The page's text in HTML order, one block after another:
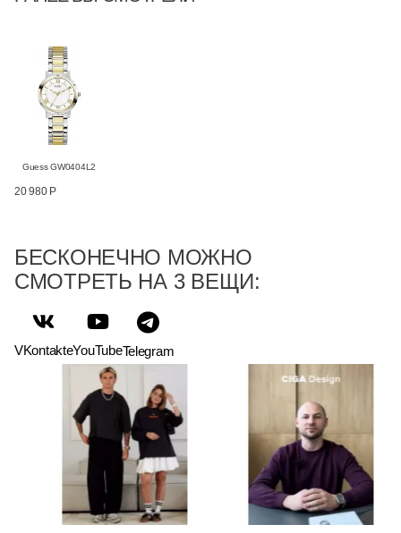
Guess GW0404L2
20 980 Р
БЕСКОНЕЧНО МОЖНО
СМОТРЕТЬ НА 3 ВЕЩИ:
VKontakteYouTubeTelegram